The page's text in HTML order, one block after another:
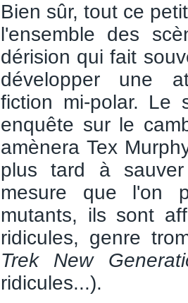
Bien sûr, tout ce
l'ensemble des
dérision qui fait
développer une
fiction mi-polar. Le
enquête sur le
amènera Tex
plus tard à
mesure que l'on
mutants, ils sont
ridicules, genre
Trek New
ridicules...).